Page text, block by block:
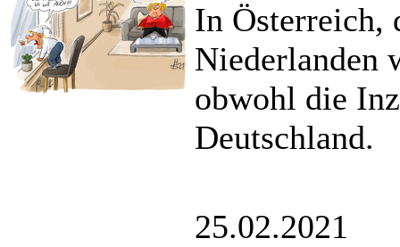
In Österreich,
Niederlanden
obwohl die
Deutschland.
25.02.2021